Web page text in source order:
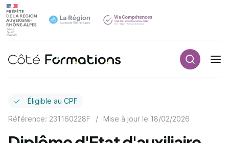
Navigation principale
Éligible au CPF
Référence: 231160228F / Mise à jour le 18/02/2026